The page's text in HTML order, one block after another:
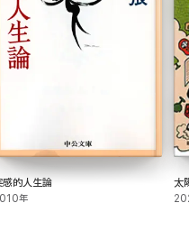
感的人生論
年
太